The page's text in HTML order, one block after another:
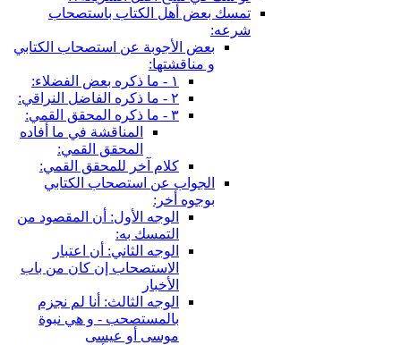
تمسك بعض أهل الكتاب باستصحاب
شرعه:
بعض الأجوبة عن استصحاب الكتابي
و مناقشتها:
١ - ما ذكره بعض الفضلاء:
٢ - ما ذكره الفاضل النراقي:
٣ - ما ذكره المحقق القمي:
المناقشة في ما أفاده
المحقق القمي:
كلام آخر للمحقق القمي:
الجواب عن استصحاب الكتابي
بوجوه أخر:
الوجه الأول: أن المقصود من
التمسك به:
الوجه الثاني: أن اعتبار
الاستصحاب إن كان من باب
الأخبار
الوجه الثالث: أنا لم نجزم
بالمستصحب - و هي نبوة
موسى أو عيسى